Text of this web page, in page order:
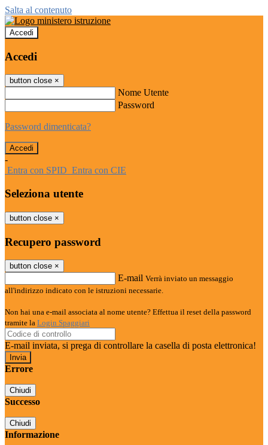
Salta al contenuto
Accedi
Accedi
button close ×
Nome Utente
Password
Password dimenticata?
-
Entra con SPID Entra con CIE
Seleziona utente
button close ×
Recupero password
button close ×
E-mail Verrà inviato un messaggio
all'indirizzo indicato con le istruzioni necessarie.
Non hai una e-mail associata al nome utente? Effettua il reset della password
tramite la Login Spaggiari
E-mail inviata, si prega di controllare la casella di posta elettronica!
Errore
Chiudi
Successo
Chiudi
Informazione